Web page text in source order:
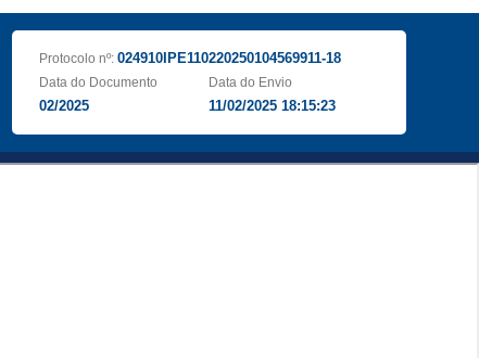
Protocolo nº: 024910IPE110220250104569911-18
Data do Documento
02/2025
Data do Envio
11/02/2025 18:15:23